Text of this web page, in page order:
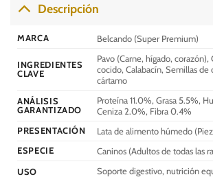
Descripción
MARCA Belcando (Super Premium)
INGREDIENTES
CLAVE
Pavo (Carne, hígado,
cocido, Calabacín, Semillas de
cártamo
ANÁLISIS
GARANTIZADO
Proteína 11.0%, Grasa 5.5%,
Ceniza 2.0%, Fibra 0.4%
PRESENTACIÓN
Lata de alimento húmedo
ESPECIE
Caninos (Adultos de todas las
USO
Soporte digestivo, nutrición